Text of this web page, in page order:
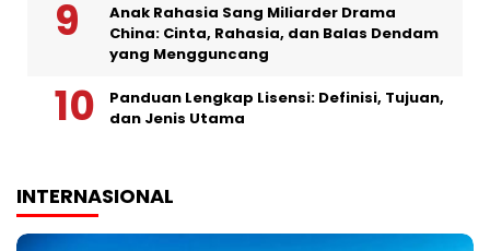
Anak Rahasia Sang Miliarder Drama
China: Cinta, Rahasia, dan Balas Dendam
yang Mengguncang
Panduan Lengkap Lisensi: Definisi, Tujuan,
dan Jenis Utama
INTERNASIONAL